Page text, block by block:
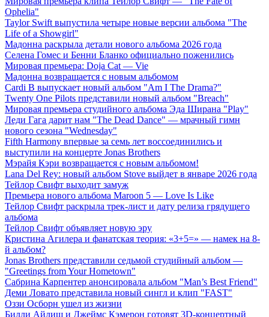
Ophelia"
Taylor Swift выпустила четыре новые версии альбома "The
Life of a Showgirl"
Мадонна раскрыла детали нового альбома 2026 года
Селена Гомес и Бенни Бланко официально поженились
Мировая премьера: Doja Cat — Vie
Мадонна возвращается с новым альбомом
Cardi B выпускает новый альбом "Am I The Drama?"
Twenty One Pilots представили новый альбом "Breach"
Мировая премьера студийного альбома Эда Ширана "Play"
Леди Гага дарит нам "The Dead Dance" — мрачный гимн
нового сезона "Wednesday"
Fifth Harmony впервые за семь лет воссоединились и
выступили на концерте Jonas Brothers
Мэрайя Кэри возвращается с новым альбомом!
Lana Del Rey: новый альбом Stove выйдет в январе 2026 года
Тейлор Свифт выходит замуж
Премьера нового альбома Maroon 5 — Love Is Like
Тейлор Свифт раскрыла трек-лист и дату релиза грядущего
альбома
Тейлор Свифт объявляет новую эру
Кристина Агилера и фанатская теория: «3+5=» — намек на 8-
й альбом?
Jonas Brothers представили седьмой студийный альбом —
"Greetings from Your Hometown"
Сабрина Карпентер анонсировала альбом "Man’s Best Friend"
Деми Ловато представила новый сингл и клип "FAST"
Оззи Осборн ушел из жизни
Билли Айлиш и Джеймс Кэмерон готовят 3D-концертный